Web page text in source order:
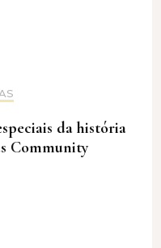
da história
Community